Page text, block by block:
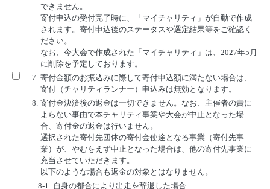
できません。
寄付申込の受付完了時に、「マイチャリティ」が自動で作成
されます。寄付申込後のステータスや選定結果等をご確認く
ださい。
なお、今大会で作成された「マイチャリティ」は、2027年5月
に削除を予定しております。
7. 寄付金額のお振込みに際して寄付申込額に満たない場合は、
寄付（チャリティランナー）申込みは無効となります。
8. 寄付金決済後の返金は一切できません。なお、主催者の責に
よらない事由で本チャリティ事業や大会が中止となった場
合、寄付金の返金は行いません。
選択された寄付先団体の寄付金使途となる事業（寄付先事
業）が、やむをえず中止となった場合は、他の寄付先事業に
充当させていただきます。
以下のような場合も返金の対象とはなりません。
8-1. 自身の都合により出走を辞退した場合